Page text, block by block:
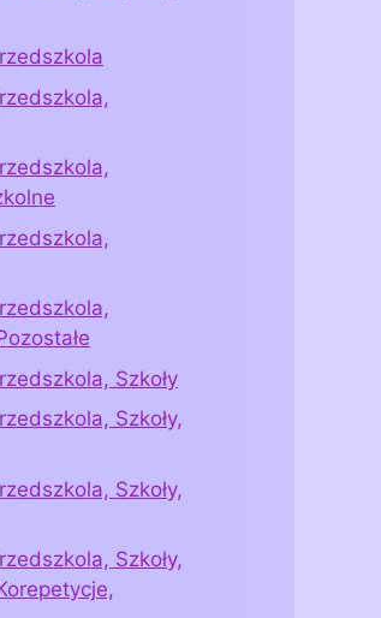
Szkoły
Szkoły,
Szkoły,
Szkoły,